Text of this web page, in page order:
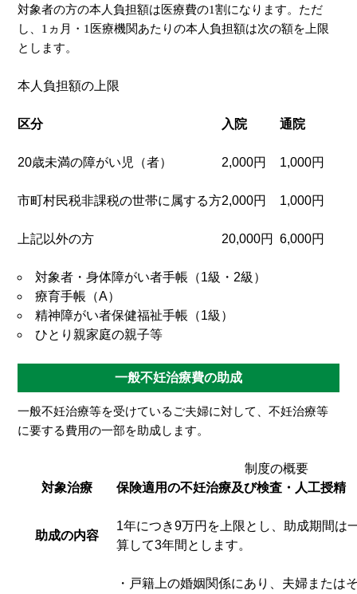
対象者の方の本人負担額は医療費の1割になります。ただ
し、1ヵ月・1医療機関あたりの本人負担額は次の額を上限
とします。
本人負担額の上限
区分 入院 通院
20歳未満の障がい児（者） 2,000円 1,000円
市町村民税非課税の世帯に属する方2,000円 1,000円
上記以外の方 20,000円 6,000円
対象者・身体障がい者手帳（1級・2級）
療育手帳（A）
精神障がい者保健福祉手帳（1級）
ひとり親家庭の親子等
一般不妊治療費の助成
一般不妊治療等を受けているご夫婦に対して、不妊治療等
に要する費用の一部を助成します。
制度の概要
対象治療
保険適用の不妊治療及び検査・人工授精
助成の内容
1年につき9万円を上限とし、助成期間は
算して3年間とします。
・戸籍上の婚姻関係にあり、夫婦または